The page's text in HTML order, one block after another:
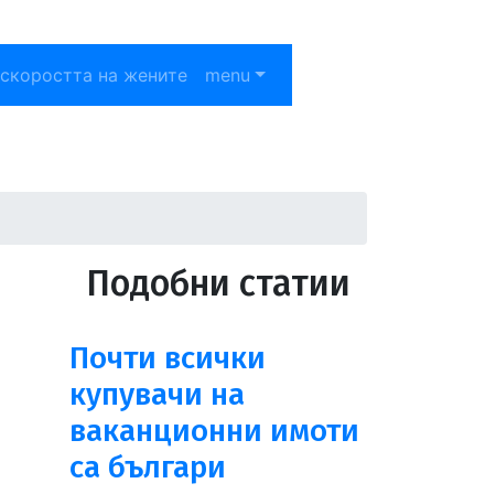
скоростта на жените menu
Подобни статии
Почти всички
купувачи на
ваканционни имоти
са българи